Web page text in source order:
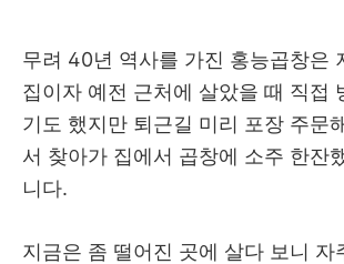
무려 40년 역사를 가진 홍능곱창은
집이자 예전 근처에 살았을 때 직접
기도 했지만 퇴근길 미리 포장 주문
서 찾아가 집에서 곱창에 소주 한잔
니다.
지금은 좀 떨어진 곳에 살다 보니 자